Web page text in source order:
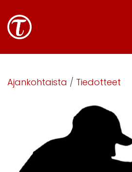
Ajankohtaista / Tiedotteet